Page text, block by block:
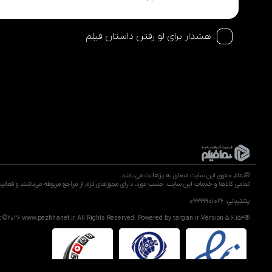
هشدار برای لو رفتن داستان فیلم
©تمام حقوق این سایت متعلق به پژهانت می باشد.
تمامی كالاها و خدمات این سایت، حسب مورد، دارای مجوزهای لازم از مراجع مربوطه می‌باشند و
پشتیبانی: 09999901026
©2026www.pezhhanet.ir All Rights Reserved. Powered bytargan.ir Version 5.6.154®